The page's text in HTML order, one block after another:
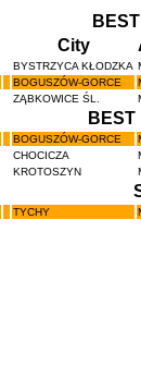
City
BYSTRZYCA KŁODZKA
BOGUSZÓW-GORCE
ZĄBKOWICE ŚL.
BEST
BOGUSZÓW-GORCE
CHOCICZA
KROTOSZYN
TYCHY